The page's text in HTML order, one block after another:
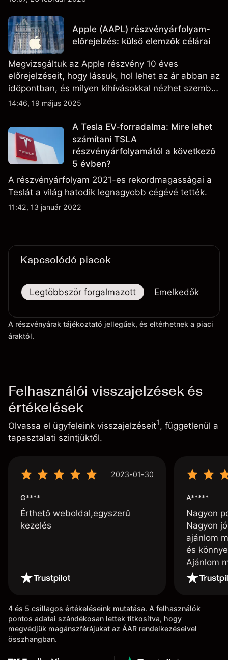
fejleményeket.
Apple (AAPL) részvényárfolyam-
előrejelzés: külső elemzők célárai
Megvizsgáltuk az Apple részvény 10 éves
előrejelzéseit, hogy lássuk, hol lehet az ár abban az
időpontban, és milyen kihívásokkal nézhet szembe
a vállalat.
14:46, 19 május 2025
A Tesla EV-forradalma: Mire lehet
számítani TSLA
részvényárfolyamától a következő
5 évben?
A részvényárfolyam 2021-es rekordmagasságai a
Teslát a világ hatodik legnagyobb cégévé tették.
11:42, 13 január 2022
Kapcsolódó piacok
Legtöbbször forgalmazott Emelkedők
A részvényárak tájékoztató jellegűek, és eltérhetnek a piaci
áraktól.
Felhasználói visszajelzések és
értékelések
Olvassa el ügyfeleink visszajelzéseit1, függetlenül a
tapasztalati szintjüktől.
2023-01-30
G****
Érthető weboldal,egyszerű
kezelés
A*****
Nagyon
Nagyon
ajánlom
és
Ajánlom
4 és 5 csillagos értékeléseink mutatása. A felhasználók
pontos adatai szándékosan lettek titkosítva, hogy
megvédjük magánszférájukat az ÁAR rendelkezéseivel
összhangban.